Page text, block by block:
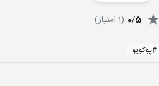
0/5
(
1 امتیاز)
#پوکویو